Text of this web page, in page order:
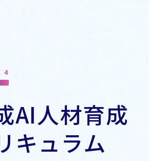
4
AI人材育成
キュラム